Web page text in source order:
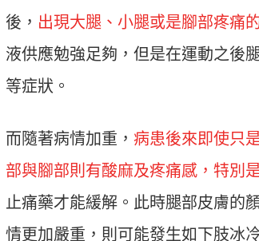
後， 出現大腿、小腿或是腳部疼痛
液供應勉強足夠，但是在運動之後
等症狀。
而隨著病情加重， 病患後來即使只
部與腳部則有酸麻及疼痛感，特別
止痛藥才能緩解。此時腿部皮膚的
情更加嚴重，則可能發生如下肢冰